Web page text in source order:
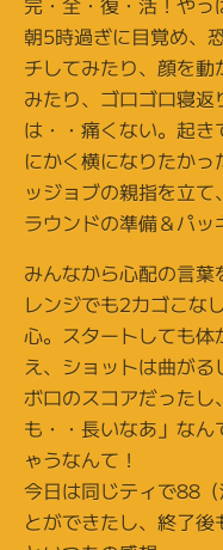
朝5時過ぎに目覚め、
チしてみたり、顔を
みたり、ゴロゴロ寝
は・・痛くない。起
にかく横になりたか
ッジョブの親指を立て
ラウンドの準備＆パッ
みんなから心配の言
レンジでも2カゴこな
心。スタートしても
え、ショットは曲が
ボロのスコアだった
も・・長いなあ」な
ゃうなんて！
今日は同じティで88
とができたし、終了